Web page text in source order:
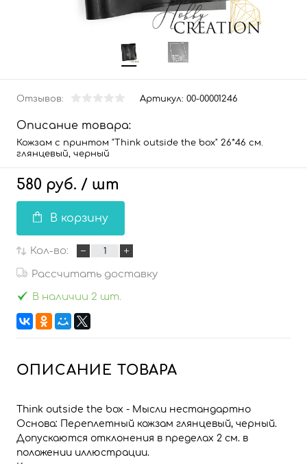
Отзывов: Артикул: 00-00001246
Описание товара:
Кожзам с принтом "Think outside the box" 26*46 см.
глянцевый, черный
580 руб. / шт
В корзину
Кол-во:
Рассчитать доставку
В наличии 2 шт.
ОПИСАНИЕ ТОВАРА
Think outside the box - Мысли нестандартно
Основа: Переплетный кожзам глянцевый, черный.
Допускаются отклонения в пределах 2 см. в
положении иллюстрации.